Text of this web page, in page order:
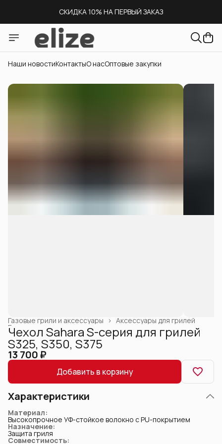
СКИДКА 10% НА ПЕРВЫЙ ЗАКАЗ
СКЛАД В МОСКВЕ
ДОСТАВКА ПО ВСЕЙ РОССИИ
Наши новостиКонтактыО насОптовые закупки
Аксессуары для грилей
Газовые грили и аксессуары ›
Главная
Чехол Sahara S-серия для грилей
S325, S350, S375
13 700 ₽
Добавить в корзину
Характеристики
Материал:
Высокопрочное УФ-стойкое волокно с PU-покрытием
Назначение:
Защита гриля
Совместимость: